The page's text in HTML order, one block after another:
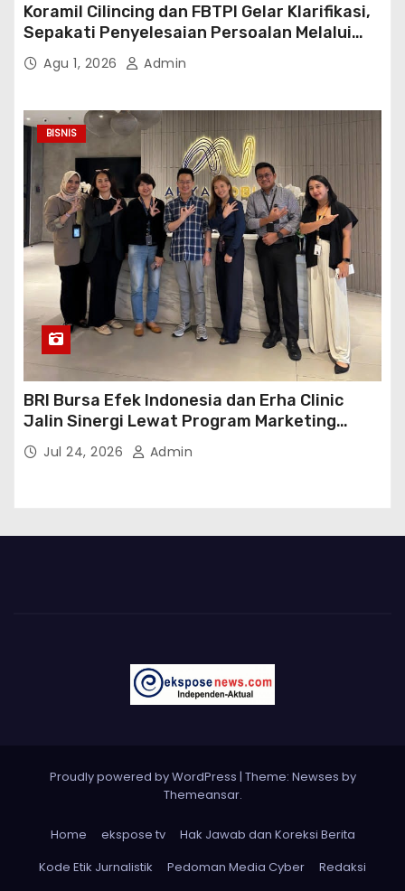
Koramil Cilincing dan FBTPI Gelar Klarifikasi,
Sepakati Penyelesaian Persoalan Melalui
DialogAgu 1, 2026 Admin
BISNIS
BRI Bursa Efek Indonesia dan Erha Clinic
Jalin Sinergi Lewat Program Marketing
Kolaborasi
Jul 24, 2026 Admin
Proudly powered by WordPress | Theme: Newses by
Themeansar.
Home ekspose tv
Hak Jawab dan Koreksi Berita
Kode Etik Jurnalistik
Pedoman Media Cyber Redaksi